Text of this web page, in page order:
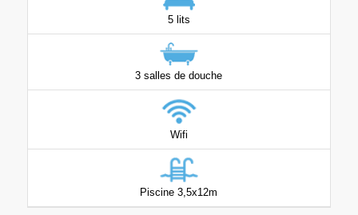
5 lits
3 salles de douche
Wifi
Piscine 3,5x12m